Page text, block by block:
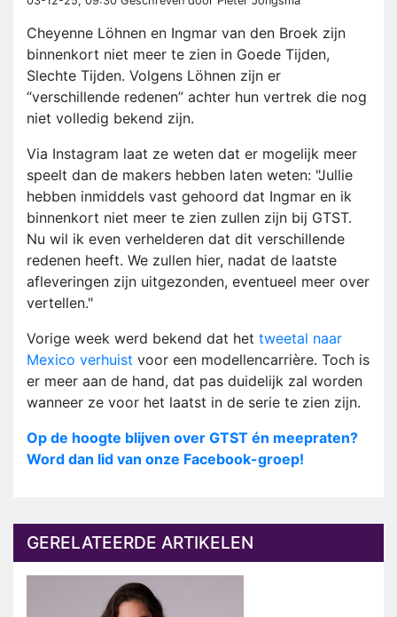
Cheyenne Löhnen en Ingmar van den Broek zijn
binnenkort niet meer te zien in Goede Tijden,
Slechte Tijden. Volgens Löhnen zijn er
“verschillende redenen” achter hun vertrek die nog
niet volledig bekend zijn.
Via Instagram laat ze weten dat er mogelijk meer
speelt dan de makers hebben laten weten: "Jullie
hebben inmiddels vast gehoord dat Ingmar en ik
binnenkort niet meer te zien zullen zijn bij GTST.
Nu wil ik even verhelderen dat dit verschillende
redenen heeft. We zullen hier, nadat de laatste
afleveringen zijn uitgezonden, eventueel meer over
vertellen."
Vorige week werd bekend dat het tweetal naar
Mexico verhuist voor een modellencarrière. Toch is
er meer aan de hand, dat pas duidelijk zal worden
wanneer ze voor het laatst in de serie te zien zijn.
Op de hoogte blijven over GTST én meepraten?
Word dan lid van onze Facebook-groep!
GERELATEERDE ARTIKELEN